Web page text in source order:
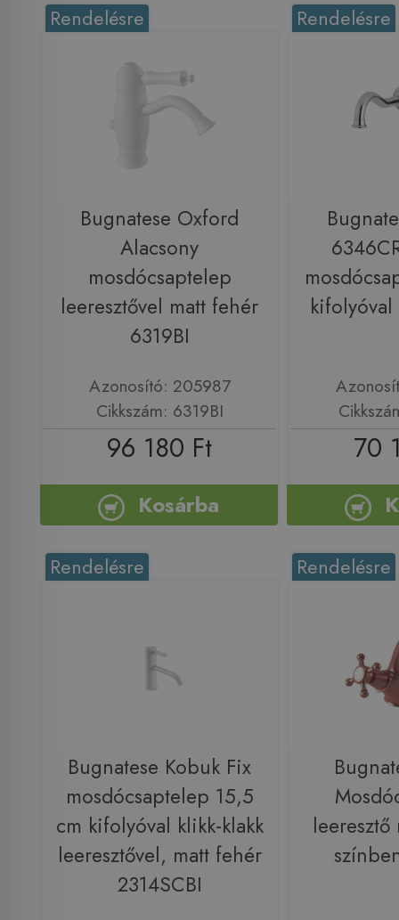
Rendelésre
Bugnatese Oxford
Alacsony
mosdócsaptelep
leeresztővel matt fehér
6319BI
Azonosító: 205987
Cikkszám: 6319BI
96 180 Ft
Kosárba
Rendelésre
70
Rendelésre
Bugnatese Kobuk Fix
mosdócsaptelep 15,5
cm kifolyóval klikk-klakk
leeresztővel, matt fehér
2314SCBI
Rendelésre